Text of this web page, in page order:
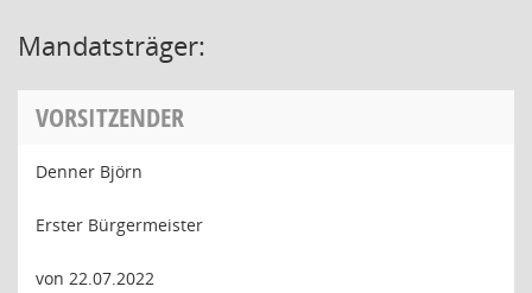
Mandatsträger:
VORSITZENDER
Denner Björn
Erster Bürgermeister
von 22.07.2022